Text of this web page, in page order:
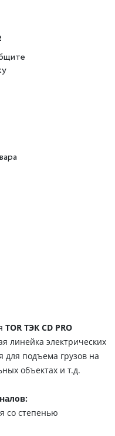
TOR ТЭК CD PRO
линейка электрических
для подъема грузов на
объектах и т.д.
со степенью